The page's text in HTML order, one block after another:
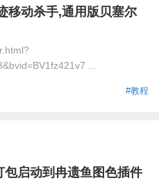
移动杀手,通用版贝塞尔
...
#教程
包启动到冉遗鱼图色插件